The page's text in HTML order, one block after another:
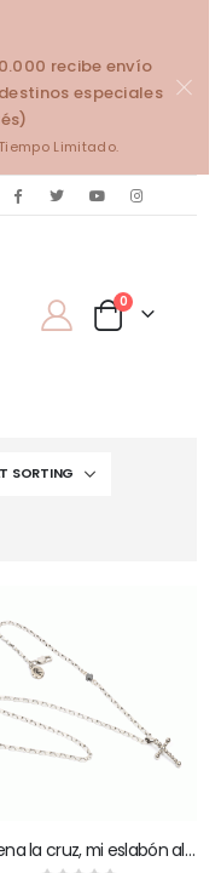
recibe envío
especiales
Limitado.
0
Cadena la cruz, mi eslabón al cielo